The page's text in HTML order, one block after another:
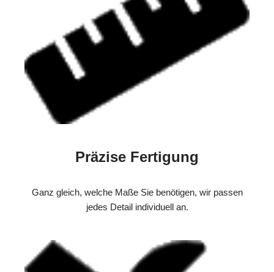
Präzise Fertigung
Ganz gleich, welche Maße Sie benötigen, wir passen
jedes Detail individuell an.